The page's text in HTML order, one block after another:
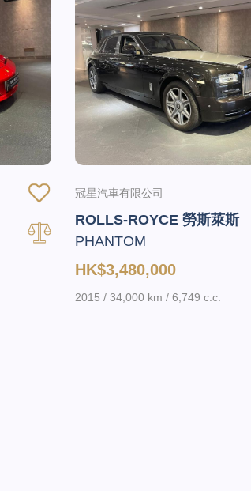
冠星汽車有限公司
ROLLS-ROYCE 勞斯萊斯
PHANTOM
HK$3,480,000
2015 / 34,000 km / 6,749 c.c.